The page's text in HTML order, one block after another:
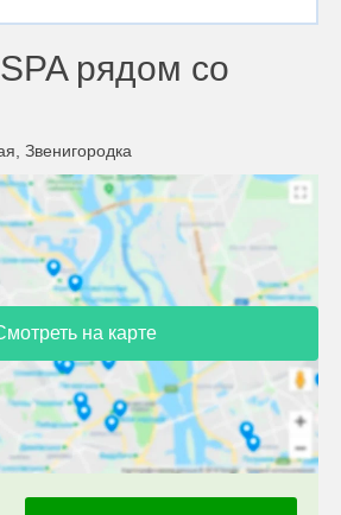
рядом со
Звенигородка
на карте